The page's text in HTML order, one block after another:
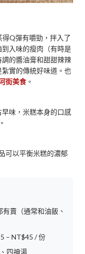
Q彈有嚼勁，拌入了
入味的瘦肉（有時是
的醬油膏和甜甜辣辣
實的傳統好味道。也
街美食 。
味，米糕本身的口感
可以平衡米糕的濃郁
賣（通常和油飯、
– NT$45 / 份
四神湯